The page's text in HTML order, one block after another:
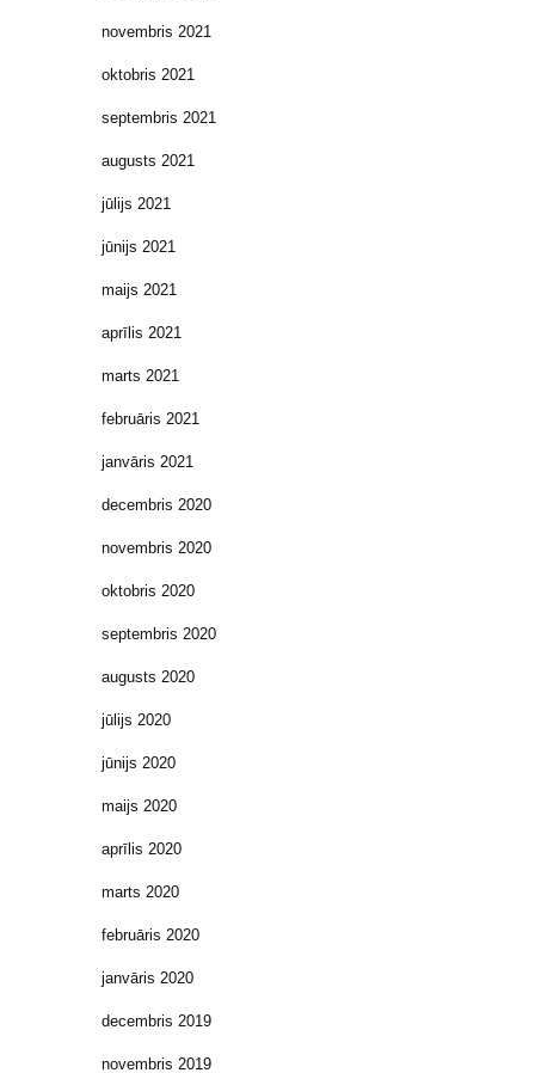
novembris 2021
oktobris 2021
septembris 2021
augusts 2021
jūlijs 2021
jūnijs 2021
maijs 2021
aprīlis 2021
marts 2021
februāris 2021
janvāris 2021
decembris 2020
novembris 2020
oktobris 2020
septembris 2020
augusts 2020
jūlijs 2020
jūnijs 2020
maijs 2020
aprīlis 2020
marts 2020
februāris 2020
janvāris 2020
decembris 2019
novembris 2019